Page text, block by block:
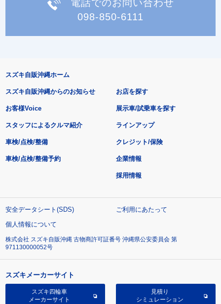
電話でのお問い合わせ
098-850-6111
スズキ自販沖縄ホーム
スズキ自販沖縄からのお知らせ
お客様Voice
スタッフによるクルマ紹介
お店を探す
展示車/試乗車を探す
ラインアップ
車検/点検/整備 クレジット/保険
車検/点検/整備予約 企業情報
採用情報
安全データシート(SDS)
ご利用にあたって
個人情報について
株式会社 スズキ自販沖縄 古物商許可証番号 沖縄県公安委員会 第
971130000052号
スズキメーカーサイト
スズキ四輪車
メーカーサイト
見積り
シミュレーション